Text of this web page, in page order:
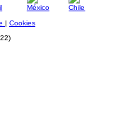
| Cookies